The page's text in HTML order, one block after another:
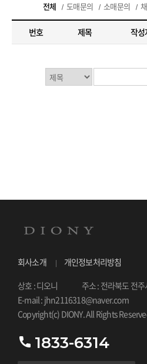
전체 도매문의 소매문의
번호 제목 작성
회사소개 개인정보처리방침
상호 : 디오니
주소 : 전라북도 전
E-mail : jhn2116318@naver.com
Copyright(c) DIONY. All Rights
1833-6314